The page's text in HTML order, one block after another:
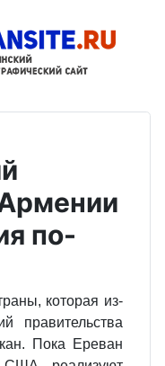
по-
которая из-
правительства
Пока Ереван